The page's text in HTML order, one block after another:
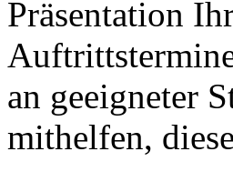
Präsentation
an geeigneter
mithelfen,